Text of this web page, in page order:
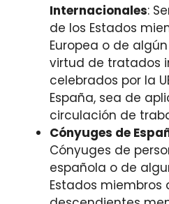
Internacionales:
de los Estados
Europea o de
virtud de tratados
celebrados por la
España, sea de
circulación de
Cónyuges de
Cónyuges de
española o de
Estados miembros